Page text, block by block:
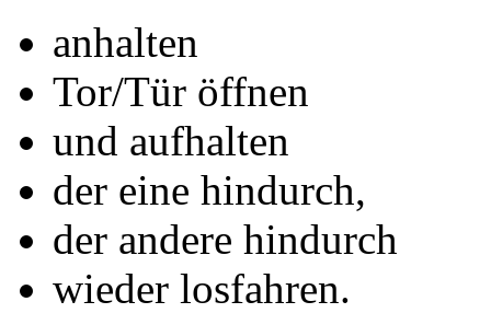
anhalten
Tor/Tür öffnen
und aufhalten
der eine hindurch,
der andere hindurch
wieder losfahren.